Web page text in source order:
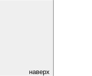
наверх